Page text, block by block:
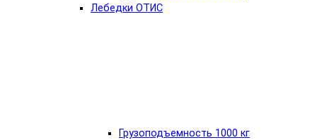
Лебедки ОТИС
Грузоподъемность 1000 кг